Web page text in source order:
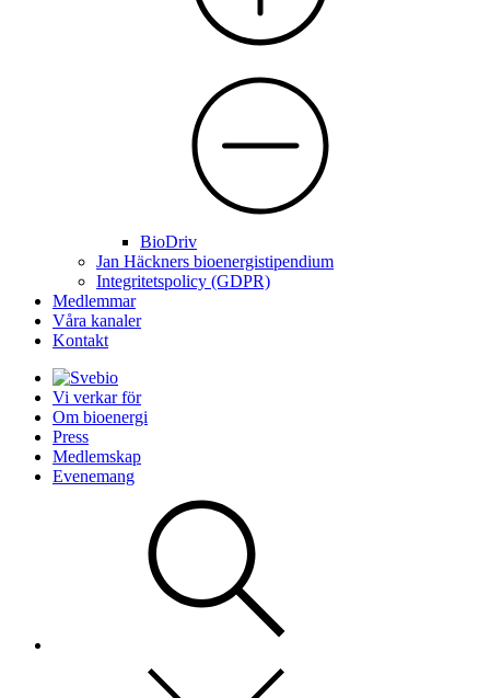
BioDriv
Jan Häckners bioenergistipendium
Integritetspolicy (GDPR)
Medlemmar
Våra kanaler
Kontakt
Vi verkar för
Om bioenergi
Press
Medlemskap
Evenemang